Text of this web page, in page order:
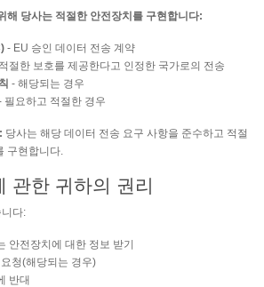
해 당사는 적절한 안전장치를 구현합니다:
- EU 승인 데이터 전송 계약
절한 보호를 제공한다고 인정한 국가로의 전송
- 해당되는 경우
필요하고 적절한 경우
당사는 해당 데이터 전송 요구 사항을 준수하고 적절
구현합니다.
관한 귀하의 권리
다:
안전장치에 대한 정보 받기
청(해당되는 경우)
반대